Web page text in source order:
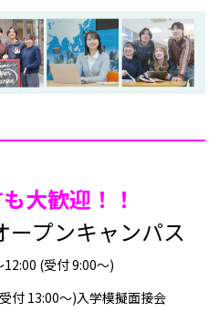
大歓迎！！
ープンキャンパス
12:00 (受付 9:00～)
付 13:00～)入学模擬面接会